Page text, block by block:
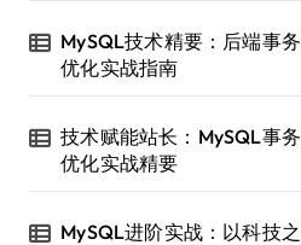
MySQL技术精要：后端事
优化实战指南
技术赋能站长：MySQL事
优化实战精要
MySQL进阶实战：以科技